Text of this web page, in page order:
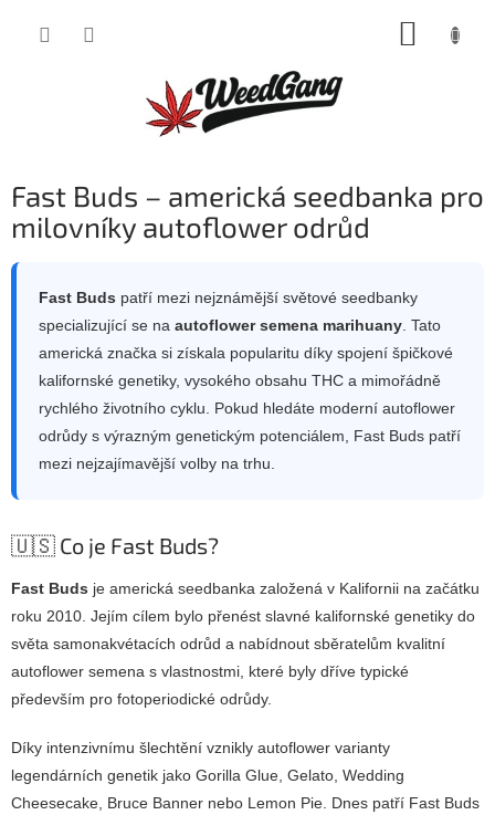
Fast Buds – americká seedbanka pro
milovníky autoflower odrůd
Fast Buds patří mezi nejznámější světové seedbanky
specializující se na autoflower semena marihuany . Tato
americká značka si získala popularitu díky spojení špičkové
kalifornské genetiky, vysokého obsahu THC a mimořádně
rychlého životního cyklu. Pokud hledáte moderní autoflower
odrůdy s výrazným genetickým potenciálem, Fast Buds patří
mezi nejzajímavější volby na trhu.
🇺🇸 Co je Fast Buds?
Fast Buds je americká seedbanka založená v Kalifornii na začátku
roku 2010. Jejím cílem bylo přenést slavné kalifornské genetiky do
světa samonakvétacích odrůd a nabídnout sběratelům kvalitní
autoflower semena s vlastnostmi, které byly dříve typické
především pro fotoperiodické odrůdy.
Díky intenzivnímu šlechtění vznikly autoflower varianty
legendárních genetik jako Gorilla Glue, Gelato, Wedding
Cheesecake, Bruce Banner nebo Lemon Pie. Dnes patří Fast Buds